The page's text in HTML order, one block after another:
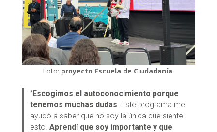
Foto: proyecto Escuela de Ciudadanía.
“Escogimos el autoconocimiento porque
tenemos muchas dudas . Este programa me
ayudó a saber que no soy la única que siente
esto.Aprendí que soy importante y que